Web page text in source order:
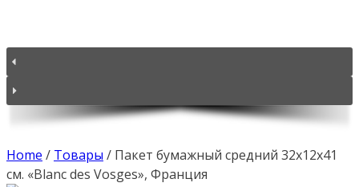
Home / Товары / Пакет бумажный средний 32х12х41
см. «Blanc des Vosges», Франция